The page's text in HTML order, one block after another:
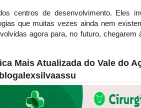
centros de desenvolvimento. Eles
que muitas vezes ainda nem
agora para, no futuro, chegarem
Mais Atualizada do Vale do